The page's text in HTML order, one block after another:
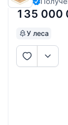
европейских
солнечный.
135 000
У леса